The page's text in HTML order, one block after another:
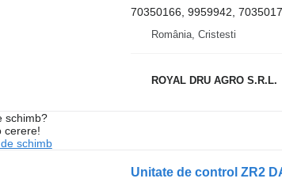
70350166, 9959942,
România, Cristesti
ROYAL DRU AGRO S.R.L.
schimb?
cerere!
schimb
Unitate de control ZR2